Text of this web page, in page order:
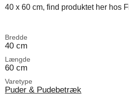
40 x 60 cm, find produktet her hos
Bredde
40 cm
Længde
60 cm
Varetype
Puder & Pudebetræk